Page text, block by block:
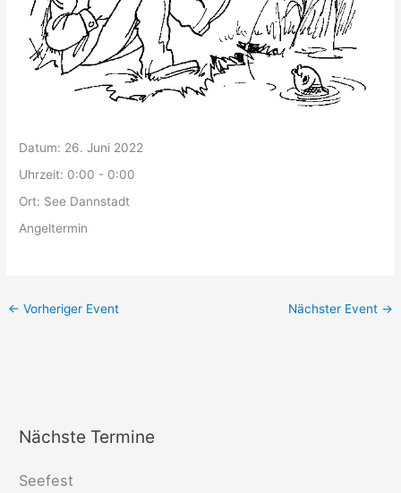
Datum: 26. Juni 2022
Uhrzeit: 0:00 - 0:00
Ort: See Dannstadt
Angeltermin
← Vorheriger Event Nächster Event →
Nächste Termine
Seefest